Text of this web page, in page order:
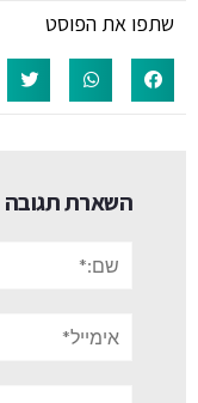
שתפו את הפוסט
השארת תגובה